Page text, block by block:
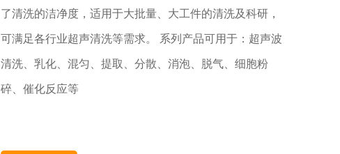
了清洗的洁净度，适用于大批量、大工件的清洗及科研，
可满足各行业超声清洗等需求。 系列产品可用于：超声波
清洗、乳化、混匀、提取、分散、消泡、脱气、细胞粉
碎、催化反应等